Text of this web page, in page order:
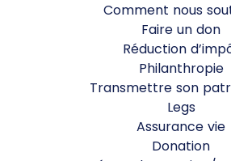
Comment nous
Faire un don
Réduction
Philanthropie
Transmettre son
Legs
Assurance vie
Donation